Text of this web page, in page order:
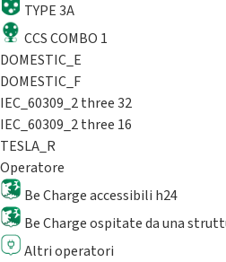
TYPE 3A
CCS COMBO 1
DOMESTIC_E
DOMESTIC_F
IEC_60309_2 three 32
IEC_60309_2 three 16
TESLA_R
Operatore
Be Charge accessibili h24
Be Charge ospitate da una
Altri operatori